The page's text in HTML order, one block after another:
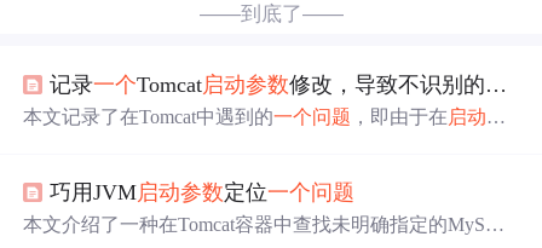
——到底了——
记录一个Tomcat启动参数修改，导致不识别 的问题
本文记录了在Tomcat中遇到的一个问题 ，即由于在 启动参
法识别web.xml中的``标签，从而使得war包
决方法是移除或调整这个启动参数。
巧用JVM启动参数定位一个问题
本文介绍了一种在Tomcat容器中查找未明确指定的MySQL